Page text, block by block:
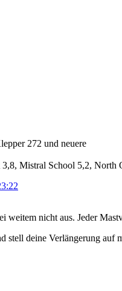
272 und neuere
3,8, Mistral School 5,2, North
weitem nicht aus. Jeder
stell deine Verlängerung auf